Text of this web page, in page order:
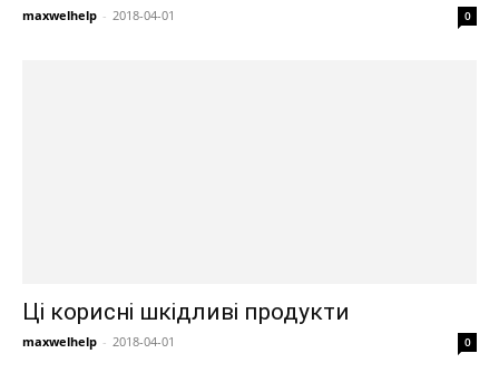
maxwelhelp - 2018-04-01 0
Ці корисні шкідливі продукти
maxwelhelp - 2018-04-01 0